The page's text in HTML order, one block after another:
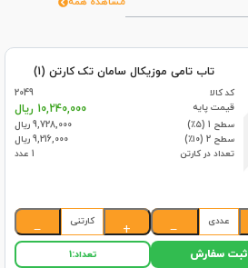
تاب تامی موزیکال سامان تک کارتن (1)
کد کالا
2049
قیمت پایه
10,240,000 ریال
سطح 1 (۵٪)
9,728,000 ریال
سطح 2 (۱۰٪)
9,216,000 ریال
تعداد در کارتن
1 عدد
عددی
−
+
کارتنی
−
ثبت سفارش تعداد:1